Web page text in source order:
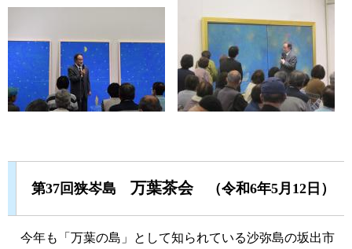
第37回狭岑島 万葉茶会（令和6年5月12日）
今年も「万葉の島」として知られている沙弥島の坂出市